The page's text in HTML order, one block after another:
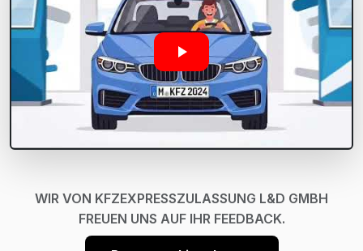
WIR VON KFZEXPRESSZULASSUNG L&D GMBH
FREUEN UNS AUF IHR FEEDBACK.